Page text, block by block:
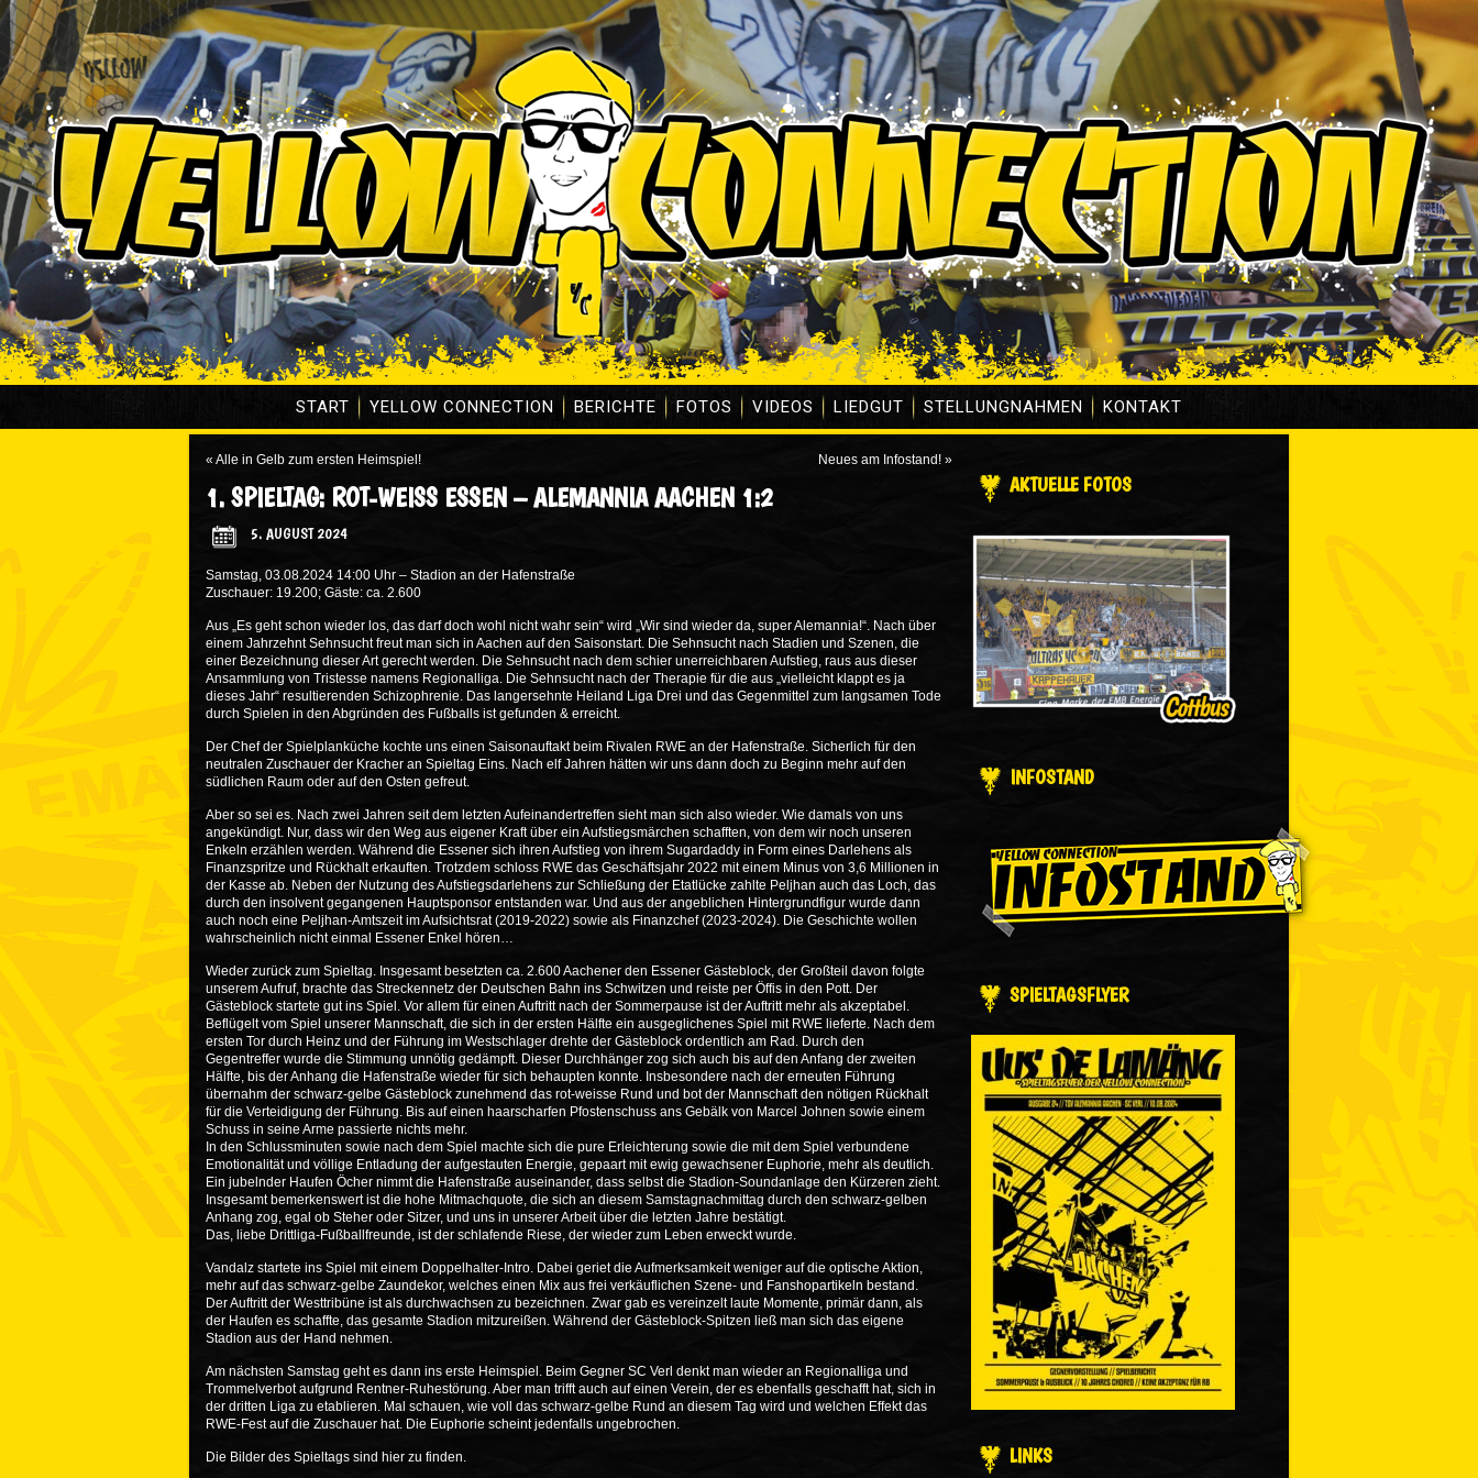
START YELLOW CONNECTION BERICHTE FOTOS VIDEOS LIEDGUT STELLUNGNAHMEN KONTAKT
« Alle in Gelb zum ersten Heimspiel! Neues am Infostand! »
1. SPIELTAG: ROT-WEISS ESSEN – ALEMANNIA AACHEN 1:2
5. AUGUST 2024
Samstag, 03.08.2024 14:00 Uhr – Stadion an der Hafenstraße
Zuschauer: 19.200; Gäste: ca. 2.600
Aus „Es geht schon wieder los, das darf doch wohl nicht wahr sein“ wird „Wir sind wieder da, super Alemannia!“. Nach über
einem Jahrzehnt Sehnsucht freut man sich in Aachen auf den Saisonstart. Die Sehnsucht nach Stadien und Szenen, die
einer Bezeichnung dieser Art gerecht werden. Die Sehnsucht nach dem schier unerreichbaren Aufstieg, raus aus dieser
Ansammlung von Tristesse namens Regionalliga. Die Sehnsucht nach der Therapie für die aus „vielleicht klappt es ja
dieses Jahr“ resultierenden Schizophrenie. Das langersehnte Heiland Liga Drei und das Gegenmittel zum langsamen Tode
durch Spielen in den Abgründen des Fußballs ist gefunden & erreicht.
Der Chef der Spielplanküche kochte uns einen Saisonauftakt beim Rivalen RWE an der Hafenstraße. Sicherlich für den
neutralen Zuschauer der Kracher an Spieltag Eins. Nach elf Jahren hätten wir uns dann doch zu Beginn mehr auf den
südlichen Raum oder auf den Osten gefreut.
Aber so sei es. Nach zwei Jahren seit dem letzten Aufeinandertreffen sieht man sich also wieder. Wie damals von uns
angekündigt. Nur, dass wir den Weg aus eigener Kraft über ein Aufstiegsmärchen schafften, von dem wir noch unseren
Enkeln erzählen werden. Während die Essener sich ihren Aufstieg von ihrem Sugardaddy in Form eines Darlehens als
Finanzspritze und Rückhalt erkauften. Trotzdem schloss RWE das Geschäftsjahr 2022 mit einem Minus von 3,6 Millionen in
der Kasse ab. Neben der Nutzung des Aufstiegsdarlehens zur Schließung der Etatlücke zahlte Peljhan auch das Loch, das
durch den insolvent gegangenen Hauptsponsor entstanden war. Und aus der angeblichen Hintergrundfigur wurde dann
auch noch eine Peljhan-Amtszeit im Aufsichtsrat (2019-2022) sowie als Finanzchef (2023-2024). Die Geschichte wollen
wahrscheinlich nicht einmal Essener Enkel hören…
Wieder zurück zum Spieltag. Insgesamt besetzten ca. 2.600 Aachener den Essener Gästeblock, der Großteil davon folgte
unserem Aufruf, brachte das Streckennetz der Deutschen Bahn ins Schwitzen und reiste per Öffis in den Pott. Der
Gästeblock startete gut ins Spiel. Vor allem für einen Auftritt nach der Sommerpause ist der Auftritt mehr als akzeptabel.
Beflügelt vom Spiel unserer Mannschaft, die sich in der ersten Hälfte ein ausgeglichenes Spiel mit RWE lieferte. Nach dem
ersten Tor durch Heinz und der Führung im Westschlager drehte der Gästeblock ordentlich am Rad. Durch den
Gegentreffer wurde die Stimmung unnötig gedämpft. Dieser Durchhänger zog sich auch bis auf den Anfang der zweiten
Hälfte, bis der Anhang die Hafenstraße wieder für sich behaupten konnte. Insbesondere nach der erneuten Führung
übernahm der schwarz-gelbe Gästeblock zunehmend das rot-weisse Rund und bot der Mannschaft den nötigen Rückhalt
für die Verteidigung der Führung. Bis auf einen haarscharfen Pfostenschuss ans Gebälk von Marcel Johnen sowie einem
Schuss in seine Arme passierte nichts mehr.
In den Schlussminuten sowie nach dem Spiel machte sich die pure Erleichterung sowie die mit dem Spiel verbundene
Emotionalität und völlige Entladung der aufgestauten Energie, gepaart mit ewig gewachsener Euphorie, mehr als deutlich.
Ein jubelnder Haufen Öcher nimmt die Hafenstraße auseinander, dass selbst die Stadion-Soundanlage den Kürzeren zieht.
Insgesamt bemerkenswert ist die hohe Mitmachquote, die sich an diesem Samstagnachmittag durch den schwarz-gelben
Anhang zog, egal ob Steher oder Sitzer, und uns in unserer Arbeit über die letzten Jahre bestätigt.
Das, liebe Drittliga-Fußballfreunde, ist der schlafende Riese, der wieder zum Leben erweckt wurde.
Vandalz startete ins Spiel mit einem Doppelhalter-Intro. Dabei geriet die Aufmerksamkeit weniger auf die optische Aktion,
mehr auf das schwarz-gelbe Zaundekor, welches einen Mix aus frei verkäuflichen Szene- und Fanshopartikeln bestand.
Der Auftritt der Westtribüne ist als durchwachsen zu bezeichnen. Zwar gab es vereinzelt laute Momente, primär dann, als
der Haufen es schaffte, das gesamte Stadion mitzureißen. Während der Gästeblock-Spitzen ließ man sich das eigene
Stadion aus der Hand nehmen.
Am nächsten Samstag geht es dann ins erste Heimspiel. Beim Gegner SC Verl denkt man wieder an Regionalliga und
Trommelverbot aufgrund Rentner-Ruhestörung. Aber man trifft auch auf einen Verein, der es ebenfalls geschafft hat, sich in
der dritten Liga zu etablieren. Mal schauen, wie voll das schwarz-gelbe Rund an diesem Tag wird und welchen Effekt das
RWE-Fest auf die Zuschauer hat. Die Euphorie scheint jedenfalls ungebrochen.
Die Bilder des Spieltags sind hier zu finden.
AKTUELLE FOTOS
INFOSTAND
SPIELTAGSFLYER
LINKS